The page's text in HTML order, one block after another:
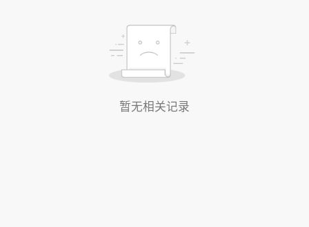
暂无相关记录